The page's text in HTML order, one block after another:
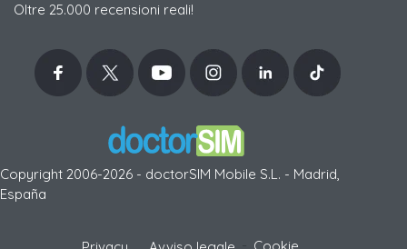
Oltre 25.000 recensioni reali!
Copyright 2006-2026 - doctorSIM Mobile S.L. - Madrid,
España